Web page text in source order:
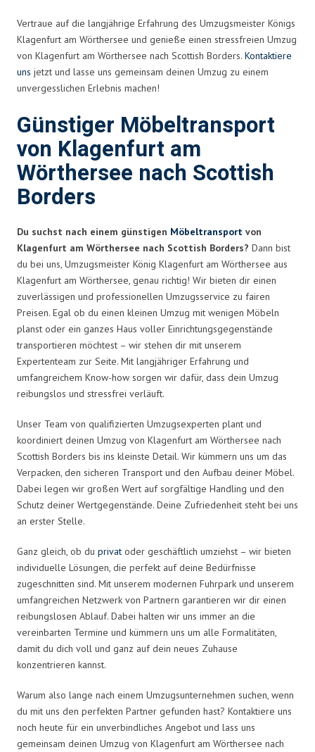
Vertraue auf die langjährige Erfahrung des Umzugsmeister Königs
Klagenfurt am Wörthersee und genieße einen stressfreien Umzug
von Klagenfurt am Wörthersee nach Scottish Borders. Kontaktiere
uns jetzt und lasse uns gemeinsam deinen Umzug zu einem
unvergesslichen Erlebnis machen!
Günstiger Möbeltransport
von Klagenfurt am
Wörthersee nach Scottish
Borders
Du suchst nach einem günstigen Möbeltransport von
Klagenfurt am Wörthersee nach Scottish Borders? Dann bist
du bei uns, Umzugsmeister König Klagenfurt am Wörthersee aus
Klagenfurt am Wörthersee, genau richtig! Wir bieten dir einen
zuverlässigen und professionellen Umzugsservice zu fairen
Preisen. Egal ob du einen kleinen Umzug mit wenigen Möbeln
planst oder ein ganzes Haus voller Einrichtungsgegenstände
transportieren möchtest – wir stehen dir mit unserem
Expertenteam zur Seite. Mit langjähriger Erfahrung und
umfangreichem Know-how sorgen wir dafür, dass dein Umzug
reibungslos und stressfrei verläuft.
Unser Team von qualifizierten Umzugsexperten plant und
koordiniert deinen Umzug von Klagenfurt am Wörthersee nach
Scottish Borders bis ins kleinste Detail. Wir kümmern uns um das
Verpacken, den sicheren Transport und den Aufbau deiner Möbel.
Dabei legen wir großen Wert auf sorgfältige Handling und den
Schutz deiner Wertgegenstände. Deine Zufriedenheit steht bei uns
an erster Stelle.
Ganz gleich, ob du privat oder geschäftlich umziehst – wir bieten
individuelle Lösungen, die perfekt auf deine Bedürfnisse
zugeschnitten sind. Mit unserem modernen Fuhrpark und unserem
umfangreichen Netzwerk von Partnern garantieren wir dir einen
reibungslosen Ablauf. Dabei halten wir uns immer an die
vereinbarten Termine und kümmern uns um alle Formalitäten,
damit du dich voll und ganz auf dein neues Zuhause
konzentrieren kannst.
Warum also lange nach einem Umzugsunternehmen suchen, wenn
du mit uns den perfekten Partner gefunden hast? Kontaktiere uns
noch heute für ein unverbindliches Angebot und lass uns
gemeinsam deinen Umzug von Klagenfurt am Wörthersee nach